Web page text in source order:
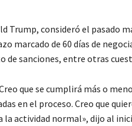
Trump, consideró el pasado
marcado de 60 días de
sanciones, entre otras
que se cumplirá más o
en el proceso. Creo que
la actividad normal», dijo al